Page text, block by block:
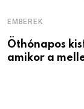
EMBEREK
Öthónapos
amikor a